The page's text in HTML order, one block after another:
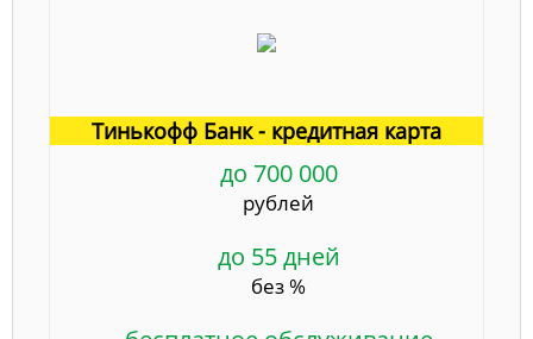
Тинькофф Банк - кредитная карта
до 700 000
рублей
до 55 дней
без %